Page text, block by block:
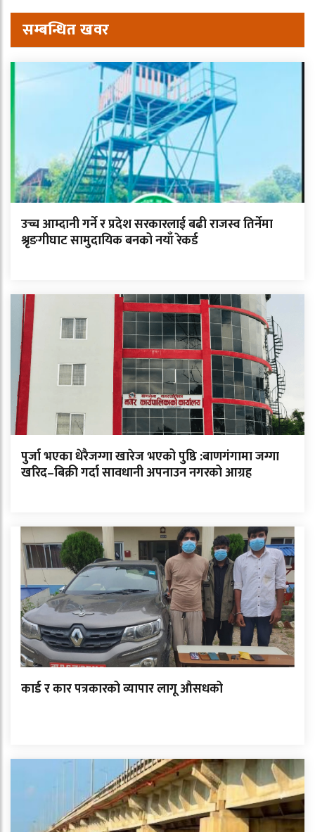
सम्बन्धित खवर
उच्च आम्दानी गर्ने र प्रदेश सरकारलाई बढी राजस्व तिर्नेमा
श्रृङगीघाट सामुदायिक बनको नयाँ रेकर्ड
पुर्जा भएका धेरैजग्गा खारेज भएको पुष्ठि :बाणगंगामा जग्गा
खरिद–बिक्री गर्दा सावधानी अपनाउन नगरको आग्रह
कार्ड र कार पत्रकारको व्यापार लागू औसधको